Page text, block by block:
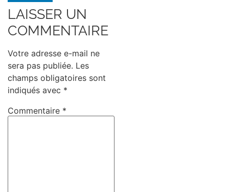
LAISSER UN
COMMENTAIRE
Votre adresse e-mail ne
sera pas publiée. Les
champs obligatoires sont
indiqués avec *
Commentaire *